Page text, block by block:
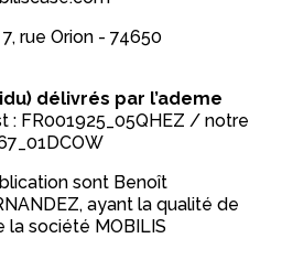
rue Orion - 74650
délivrés par l’ademe
: FR001925_05QHEZ / notre
sont Benoît
ayant la qualité de
la société MOBILIS